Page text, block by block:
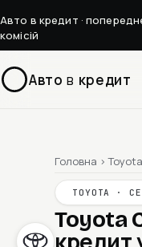
Авто в кредит ·
комісій
Авто в кредит
Головна › Toyota
TOYOTA ·
Toyota